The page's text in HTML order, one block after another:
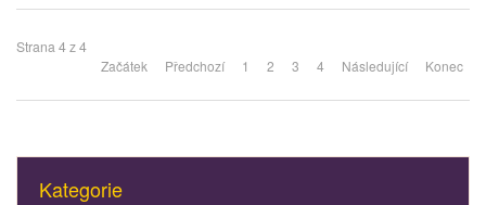
Strana 4 z 4
Začátek
Předchozí 1 2 3 4 Následující Konec
Kategorie